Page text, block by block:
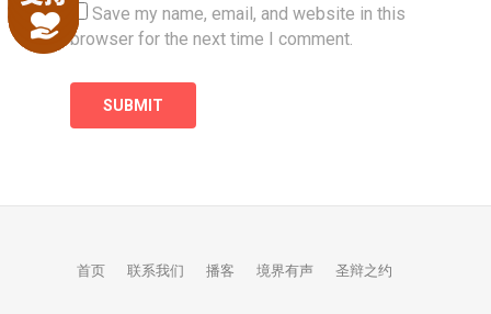
Save my name, email, and website in this
browser for the next time I comment.
首页 联系我们 播客 境界有声 圣辩之约